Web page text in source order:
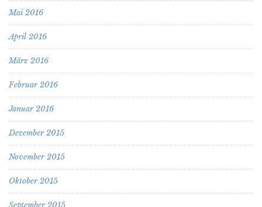
Mai 2016
April 2016
März 2016
Februar 2016
Januar 2016
Dezember 2015
November 2015
Oktober 2015
September 2015